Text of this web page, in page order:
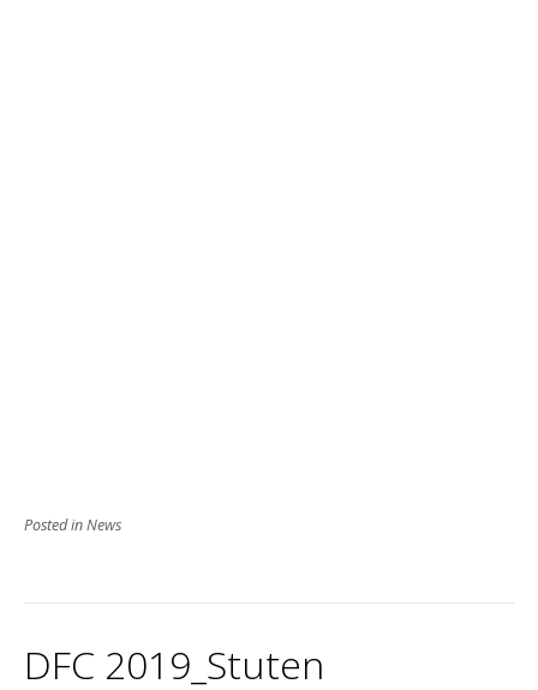
Posted inNews
DFC 2019_Stuten